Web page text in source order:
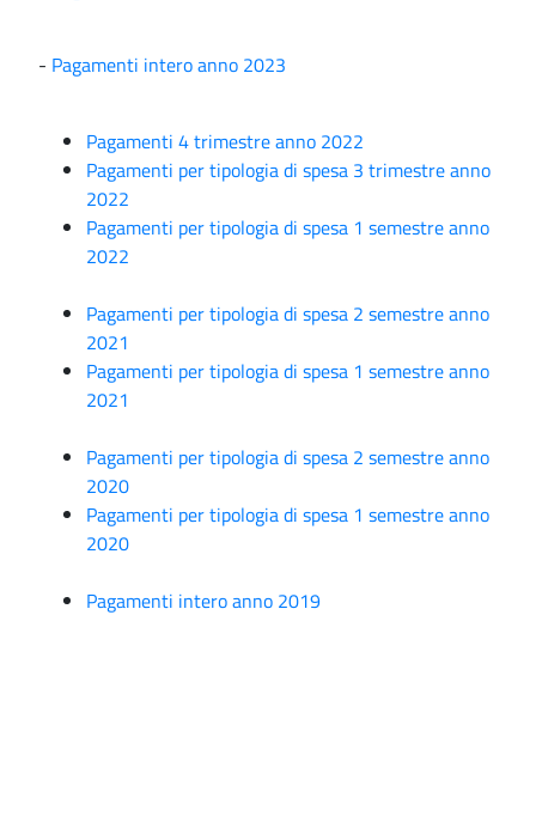
- Pagamenti intero anno 2023
Pagamenti 4 trimestre anno 2022
Pagamenti per tipologia di spesa 3 trimestre anno
2022
Pagamenti per tipologia di spesa 1 semestre anno
2022
Pagamenti per tipologia di spesa 2 semestre anno
2021
Pagamenti per tipologia di spesa 1 semestre anno
2021
Pagamenti per tipologia di spesa 2 semestre anno
2020
Pagamenti per tipologia di spesa 1 semestre anno
2020
Pagamenti intero anno 2019